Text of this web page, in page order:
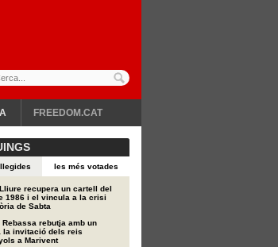
FREEDOM.CAT
les més votades
recupera un cartell del
1986 i el vincula a la crisi
de Sabta
Rebassa rebutja amb un
la invitació dels reis
a Marivent